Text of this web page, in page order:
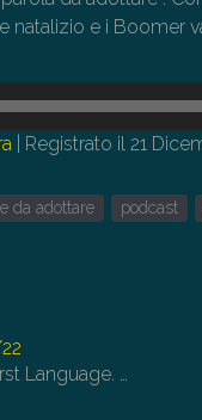
natalizio e i Boomer
Registrato il 21
da adottare podcast
Language. …